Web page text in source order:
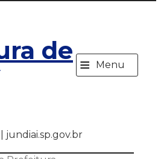
de ≡ Menu
jundiai.sp.gov.br